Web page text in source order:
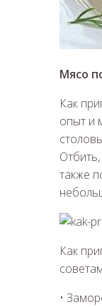
Мясо
Как
опыт и
также
Как
•